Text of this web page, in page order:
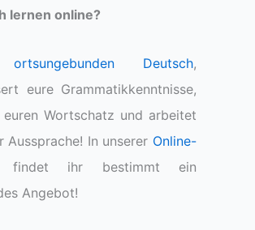
lernen online?
Deutsch,
eure Grammatikkenntnisse,
Wortschatz und arbeitet
Aussprache! In unserer Online-
findet ihr bestimmt ein
Angebot!